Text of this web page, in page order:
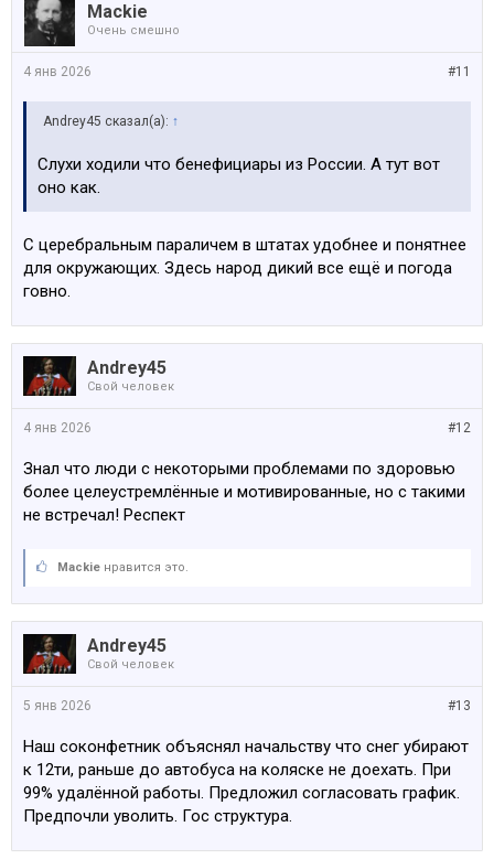
Mackie
Очень смешно
#11
4 янв 2026
Andrey45 сказал(а): ↑
Слухи ходили что бенефициары из России. А тут вот
оно как.
С церебральным параличем в штатах удобнее и понятнее
для окружающих. Здесь народ дикий все ещё и погода
говно.
Andrey45
Свой человек
#12
4 янв 2026
Знал что люди с некоторыми проблемами по здоровью
более целеустремлённые и мотивированные, но с такими
не встречал! Респект
Mackie нравится это.
Andrey45
Свой человек
#13
5 янв 2026
Наш соконфетник объяснял начальству что снег убирают
к 12ти, раньше до автобуса на коляске не доехать. При
99% удалённой работы. Предложил согласовать график.
Предпочли уволить. Гос структура.